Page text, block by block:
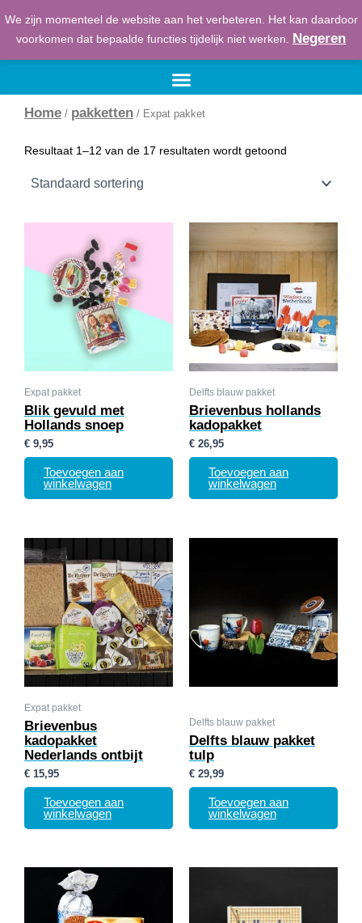
We zijn momenteel de website aan het verbeteren. Het kan daardoor
voorkomen dat bepaalde functies tijdelijk niet werken. Negeren
Home / pakketten / Expat pakket
Resultaat 1–12 van de 17 resultaten wordt getoond
Expat pakket
Blik gevuld met
Hollands snoep
€ 9,95
Toevoegen aan
winkelwagen
Delfts blauw pakket
Brievenbus hollands
kadopakket
€ 26,95
Toevoegen aan
winkelwagen
Expat pakket
Brievenbus
kadopakket
Nederlands ontbijt
€ 15,95
Toevoegen aan
winkelwagen
Delfts blauw pakket
Delfts blauw pakket
tulp
€ 29,99
Toevoegen aan
winkelwagen